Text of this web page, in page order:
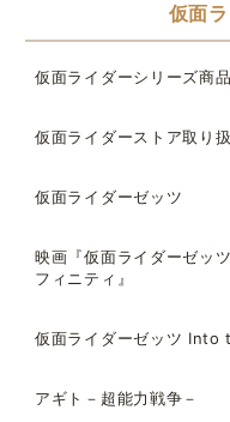
仮面
仮面ライダーシリーズ商
仮面ライダーストア取り
仮面ライダーゼッツ
映画『仮面ライダーゼッ
フィニティ』
仮面ライダーゼッツ Into
アギト－超能力戦争－